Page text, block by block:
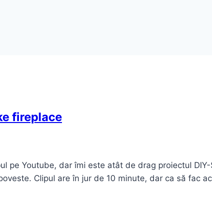
fireplace
pe Youtube, dar îmi este atât de drag proiectul
Clipul are în jur de 10 minute, dar ca să fac